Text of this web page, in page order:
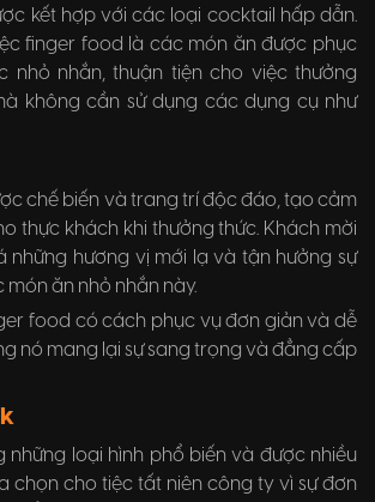
kết hợp với các loại cocktail hấp dẫn.
finger food là các món ăn được phục
nhỏ nhắn, thuận tiện cho việc thưởng
không cần sử dụng các dụng cụ như
chế biến và trang trí độc đáo, tạo cảm
thực khách khi thưởng thức. Khách mời
những hương vị mới lạ và tận hưởng sự
ăn nhỏ nhắn này.
food có cách phục vụ đơn giản và dễ
nó mang lại sự sang trọng và đẳng cấp
loại hình phổ biến và được nhiều
chọn cho tiệc tất niên công ty vì sự đơn